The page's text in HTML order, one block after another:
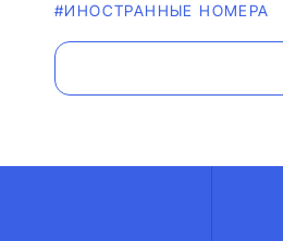
#ИНОСТРАННЫЕ НОМЕРА